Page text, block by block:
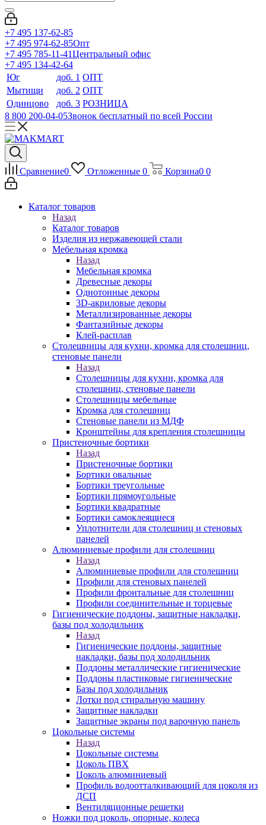
+7 495 137-62-85
+7 495 974-62-85Опт
+7 495 785-11-41Центральный офис
+7 495 134-42-64
Юг
доб. 1 ОПТ
Мытищи
доб. 2 ОПТ
Одинцово
доб. 3 РОЗНИЦА
8 800 200-04-05Звонок бесплатный по всей России
Сравнение0 Отложенные 0 Корзина0 0
Каталог товаров
Назад
Каталог товаров
Изделия из нержавеющей стали
Мебельная кромка
Назад
Мебельная кромка
Древесные декоры
Однотонные декоры
3D-акриловые декоры
Металлизированные декоры
Фантазийные декоры
Клей-расплав
Столешницы для кухни, кромка для столешниц,
стеновые панели
Назад
Столешницы для кухни, кромка для
столешниц, стеновые панели
Столешницы мебельные
Кромка для столешниц
Стеновые панели из МДФ
Кронштейны для крепления столешницы
Пристеночные бортики
Назад
Пристеночные бортики
Бортики овальные
Бортики треугольные
Бортики прямоугольные
Бортики квадратные
Бортики самоклеящиеся
Уплотнители для столешниц и стеновых
панелей
Алюминиевые профили для столешниц
Назад
Алюминиевые профили для столешниц
Профили для стеновых панелей
Профили фронтальные для столешниц
Профили соединительные и торцевые
Гигиенические поддоны, защитные накладки,
базы под холодильник
Назад
Гигиенические поддоны, защитные
накладки, базы под холодильник
Поддоны металлические гигиенические
Поддоны пластиковые гигиенические
Базы под холодильник
Лотки под стиральную машину
Защитные накладки
Защитные экраны под варочную панель
Цокольные системы
Назад
Цокольные системы
Цоколь ПВХ
Цоколь алюминиевый
Профиль водоотталкивающий для цоколя из
ДСП
Вентиляционные решетки
Ножки под цоколь, опорные, колеса